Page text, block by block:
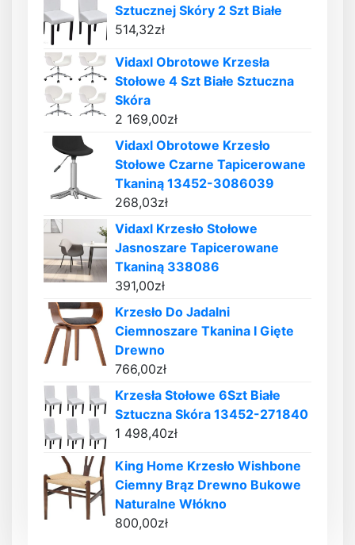
Sztucznej Skóry 2 Szt Białe
514,32zł
Vidaxl Obrotowe Krzesła
Stołowe 4 Szt Białe Sztuczna
Skóra
2 169,00zł
Vidaxl Obrotowe Krzesło
Stołowe Czarne Tapicerowane
Tkaniną 13452-3086039
268,03zł
Vidaxl Krzesło Stołowe
Jasnoszare Tapicerowane
Tkaniną 338086
391,00zł
Krzesło Do Jadalni
Ciemnoszare Tkanina I Gięte
Drewno
766,00zł
Krzesła Stołowe 6Szt Białe
Sztuczna Skóra 13452-271840
1 498,40zł
King Home Krzesło Wishbone
Ciemny Brąz Drewno Bukowe
Naturalne Włókno
800,00zł